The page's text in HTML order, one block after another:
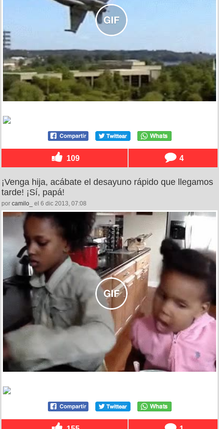
109 4
¡Venga hija, acábate el desayuno rápido que llegamos
tarde! ¡Sí, papá!
por camilo_ el 6 dic 2013, 07:08